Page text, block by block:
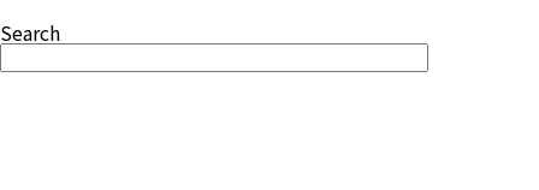
Search